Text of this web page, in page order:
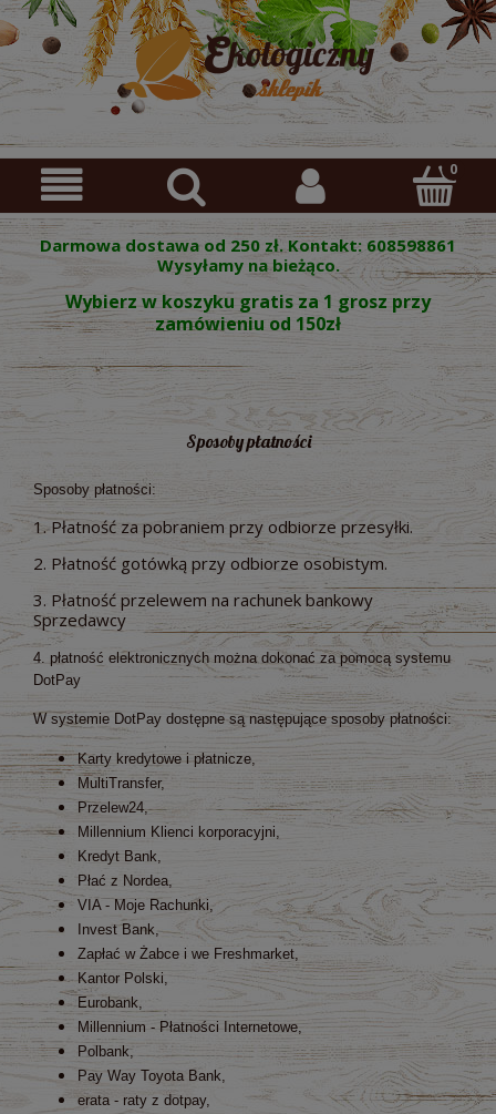
Darmowa dostawa od 250 zł. Kontakt: 608598861
Wysyłamy na bieżąco.
Wybierz w koszyku gratis za 1 grosz przy
zamówieniu od 150zł
Sposoby płatności
Sposoby płatności:
1. Płatność za pobraniem przy odbiorze przesyłki.
2. Płatność gotówką przy odbiorze osobistym.
3. Płatność przelewem na rachunek bankowy
Sprzedawcy
4. płatność elektronicznych można dokonać za pomocą systemu
DotPay
W systemie DotPay dostępne są następujące sposoby płatności:
Karty kredytowe i płatnicze,
MultiTransfer,
Przelew24,
Millennium Klienci korporacyjni,
Kredyt Bank,
Płać z Nordea,
VIA - Moje Rachunki,
Invest Bank,
Zapłać w Żabce i we Freshmarket,
Kantor Polski,
Eurobank,
Millennium - Płatności Internetowe,
Polbank,
Pay Way Toyota Bank,
erata - raty z dotpay,